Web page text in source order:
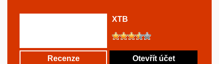
XTB
Recenze Otevřít účet